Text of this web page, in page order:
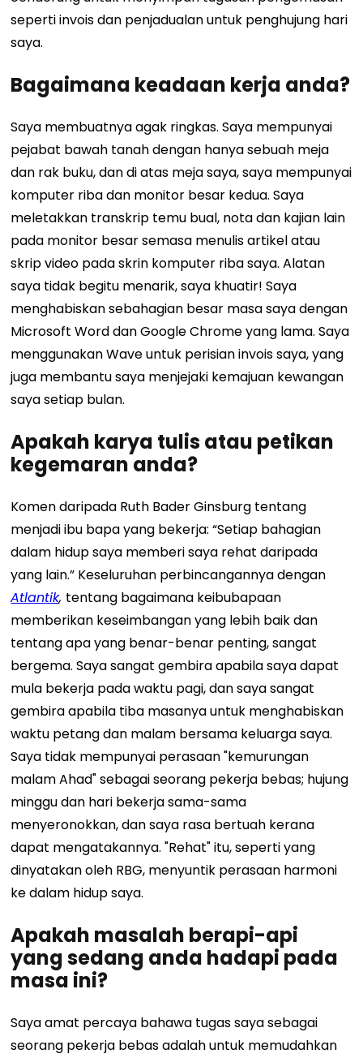
seperti invois dan penjadualan untuk penghujung hari
saya.
Bagaimana keadaan kerja anda?
Saya membuatnya agak ringkas. Saya mempunyai
pejabat bawah tanah dengan hanya sebuah meja
dan rak buku, dan di atas meja saya, saya mempunyai
komputer riba dan monitor besar kedua. Saya
meletakkan transkrip temu bual, nota dan kajian lain
pada monitor besar semasa menulis artikel atau
skrip video pada skrin komputer riba saya. Alatan
saya tidak begitu menarik, saya khuatir! Saya
menghabiskan sebahagian besar masa saya dengan
Microsoft Word dan Google Chrome yang lama. Saya
menggunakan Wave untuk perisian invois saya, yang
juga membantu saya menjejaki kemajuan kewangan
saya setiap bulan.
Apakah karya tulis atau petikan
kegemaran anda?
Komen daripada Ruth Bader Ginsburg tentang
menjadi ibu bapa yang bekerja: “Setiap bahagian
dalam hidup saya memberi saya rehat daripada
yang lain.” Keseluruhan perbincangannya dengan
Atlantik, tentang bagaimana keibubapaan
memberikan keseimbangan yang lebih baik dan
tentang apa yang benar-benar penting, sangat
bergema. Saya sangat gembira apabila saya dapat
mula bekerja pada waktu pagi, dan saya sangat
gembira apabila tiba masanya untuk menghabiskan
waktu petang dan malam bersama keluarga saya.
Saya tidak mempunyai perasaan "kemurungan
malam Ahad" sebagai seorang pekerja bebas; hujung
minggu dan hari bekerja sama-sama
menyeronokkan, dan saya rasa bertuah kerana
dapat mengatakannya. "Rehat" itu, seperti yang
dinyatakan oleh RBG, menyuntik perasaan harmoni
ke dalam hidup saya.
Apakah masalah berapi-api
yang sedang anda hadapi pada
masa ini?
Saya amat percaya bahawa tugas saya sebagai
seorang pekerja bebas adalah untuk memudahkan